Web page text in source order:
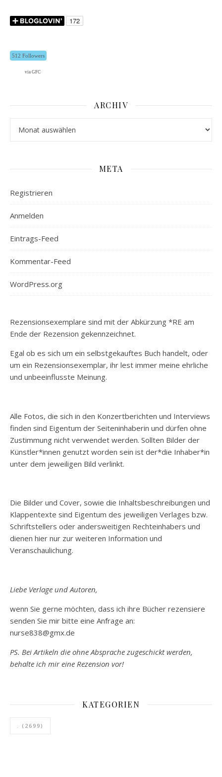
512 Followers
via GFC
ARCHIV
META
Registrieren
Anmelden
Eintrags-Feed
Kommentar-Feed
WordPress.org
Rezensionsexemplare sind mit der Abkürzung *RE am
Ende der Rezension gekennzeichnet.
Egal ob es sich um ein selbstgekauftes Buch handelt, oder
um ein Rezensionsexemplar, ihr lest immer meine ehrliche
und unbeeinflusste Meinung.
Alle Fotos, die sich in den Konzertberichten und Interviews
finden sind Eigentum der Seiteninhaberin und dürfen ohne
Zustimmung nicht verwendet werden. Sollten Bilder der
Künstler*innen genutzt worden sein ist der*die Inhaber*in
unter dem jeweiligen Bild verlinkt.
Die Bilder und Cover, sowie die Inhaltsbeschreibungen und
Klappentexte sind Eigentum des jeweiligen Verlages bzw.
Schriftstellers oder andersweitigen Rechteinhabers und
dienen hier nur zur weiteren Information und
Veranschaulichung.
Liebe Verlage und Autoren,
wenn Sie gerne möchten, dass ich ihre Bücher rezensiere
senden Sie mir bitte eine Anfrage an:
nurse838@gmx.de
PS. Bei Artikeln die ohne Absprache zugeschickt werden,
behalte ich mir eine Rezension vor!
KATEGORIEN
. (2699)